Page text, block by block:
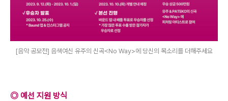
[음악 공모전] 음색여신 유주의 신곡<No Way>에 당신의 목소리를 더해주세요
◎ 예선 지원 방식